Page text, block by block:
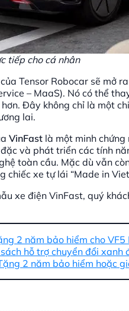
tiếp cho cá nhân
Tensor Robocar sẽ mở
– MaaS). Nó có thể
Đây không chỉ là một
lai.
VinFast là một minh
và phát triển các tính
toàn cầu. Mặc dù vẫn
chiếc xe tự lái “Made in
xe điện VinFast, quý
2 năm bảo hiểm cho VF5
hỗ trợ chuyển đổi xanh
2 năm bảo hiểm hoặc